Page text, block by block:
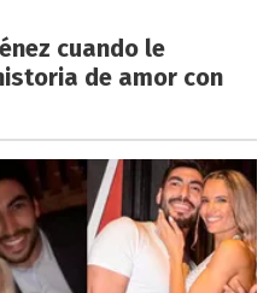
cuando le
de amor con